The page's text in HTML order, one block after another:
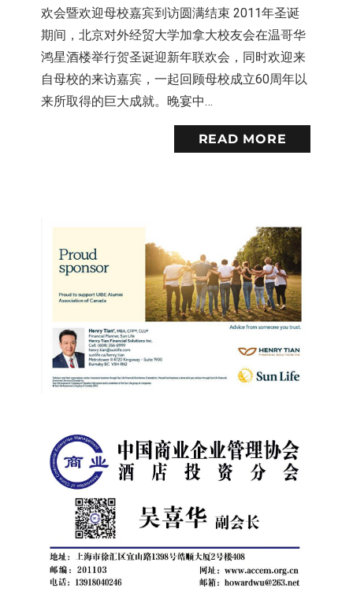
欢会暨欢迎母校嘉宾到访圆满结束 2011年圣诞
期间，北京对外经贸大学加拿大校友会在温哥华
鸿星酒楼举行贺圣诞迎新年联欢会，同时欢迎来
自母校的来访嘉宾，一起回顾母校成立60周年以
来所取得的巨大成就。晚宴中…
READ MORE